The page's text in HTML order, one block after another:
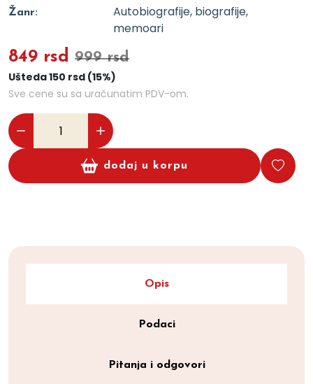
Žanr:
Autobiografije, biografije,
memoari
849 rsd 999 rsd
Ušteda 150 rsd (15%)
Sve cene su sa uračunatim PDV-om.
dodaj u korpu
Opis
Podaci
Pitanja i odgovori